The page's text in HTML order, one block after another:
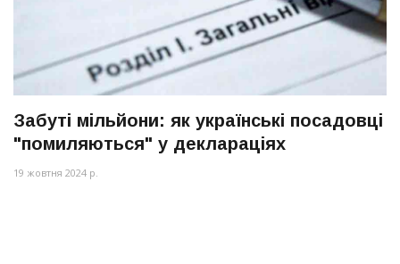
Забуті мільйони: як українські посадовці
"помиляються" у деклараціях
19 жовтня 2024 р.